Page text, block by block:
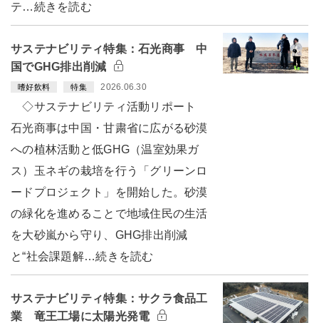
テ…続きを読む
サステナビリティ特集：石光商事 中
国でGHG排出削減
嗜好飲料 特集 2026.06.30
◇サステナビリティ活動リポート
石光商事は中国・甘粛省に広がる砂漠
への植林活動と低GHG（温室効果ガ
ス）玉ネギの栽培を行う「グリーンロ
ードプロジェクト」を開始した。砂漠
の緑化を進めることで地域住民の生活
を大砂嵐から守り、GHG排出削減
と“社会課題解…続きを読む
サステナビリティ特集：サクラ食品工
業 竜王工場に太陽光発電